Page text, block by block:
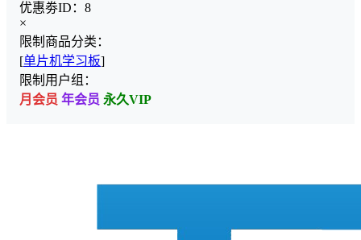
优惠劵ID： 8
×
限制商品分类：
[单片机学习板]
限制用户组：
月会员 年会员 永久VIP